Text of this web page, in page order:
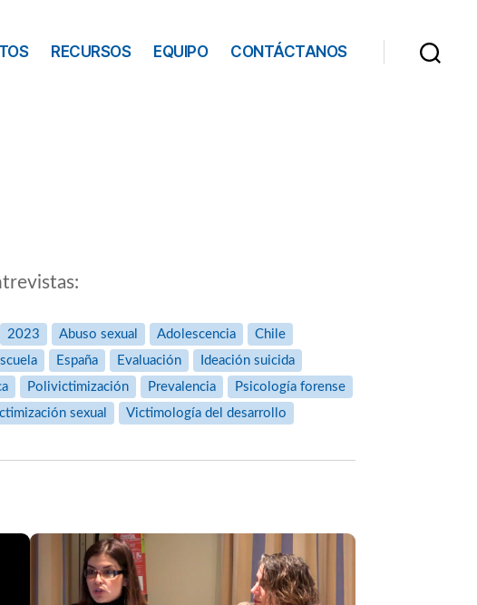
RECURSOS EQUIPO CONTÁCTANOS
2023 Abuso sexual Adolescencia
Chile
España Evaluación
Ideación suicida
Polivictimización Prevalencia
Psicología forense
sexual
Victimología del desarrollo